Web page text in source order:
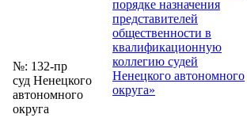
№: 132-пр
суд Ненецкого
автономного
округа
порядке назначения
представителей
общественности в
квалификационную
коллегию судей
Ненецкого автономного
округа»